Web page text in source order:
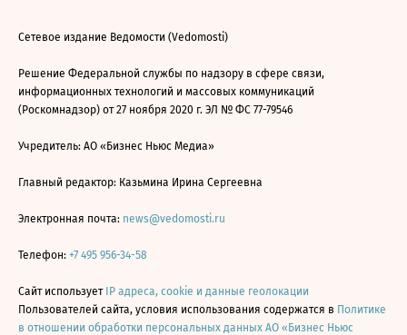
Сетевое издание Ведомости (Vedomosti)
Решение Федеральной службы по надзору в сфере связи,
информационных технологий и массовых коммуникаций
(Роскомнадзор) от 27 ноября 2020 г. ЭЛ № ФС 77-79546
Учредитель: АО «Бизнес Ньюс Медиа»
Главный редактор: Казьмина Ирина Сергеевна
Электронная почта: news@vedomosti.ru
Телефон: +7 495 956-34-58
Сайт использует IP адреса, cookie и данные геолокации
Пользователей сайта, условия использования содержатся в Политике
в отношении обработки персональных данных АО «Бизнес Ньюс